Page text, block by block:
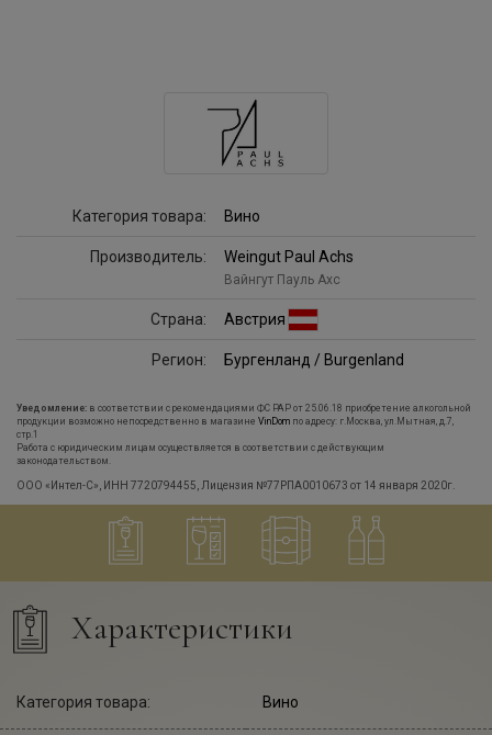
Категория товара: Вино
Производитель: Weingut Paul Achs
Вайнгут Пауль Ахс
Страна: Австрия
Регион: Бургенланд / Burgenland
Уведомление: в соответствии с рекомендациями ФС РАР от 25.06.18 приобретение алкогольной
продукции возможно непосредственно в магазине VinDom по адресу: г.Москва, ул.Мытная, д.7,
стр.1
Работа с юридическим лицам осуществляется в соответствии с действующим
законодательством.
ООО «Интел-С», ИНН 7720794455, Лицензия №77РПА0010673 от 14 января 2020г.
Характеристики
Категория товара: Вино